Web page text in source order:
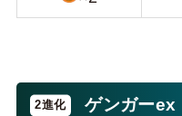
ゲンガーex